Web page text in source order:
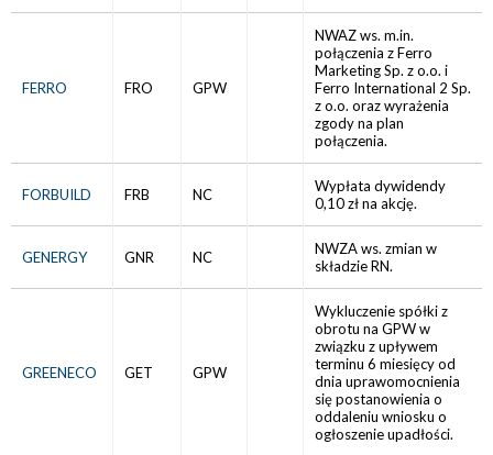
FERRO FRO GPW
NWAZ ws. m.in.
połączenia z Ferro
Marketing Sp. z o.o. i
Ferro International 2 Sp.
z o.o. oraz wyrażenia
zgody na plan
połączenia.
FORBUILD FRB NC
Wypłata dywidendy
0,10 zł na akcję.
GENERGY GNR NC
NWZA ws. zmian w
składzie RN.
GREENECO GET GPW
Wykluczenie spółki z
obrotu na GPW w
związku z upływem
terminu 6 miesięcy od
dnia uprawomocnienia
się postanowienia o
oddaleniu wniosku o
ogłoszenie upadłości.